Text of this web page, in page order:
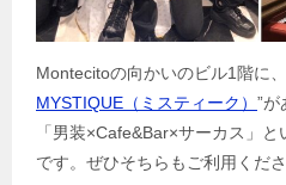
Montecitoの向かいのビル1階に
MYSTIQUE（ミスティーク） ”
「男装×Cafe&Bar×サーカス」
です。ぜひそちらもご利用くださ